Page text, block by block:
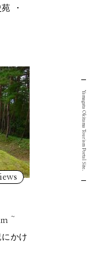
・
～
かけ
Yamagata Okitama Tourism Portal Site.